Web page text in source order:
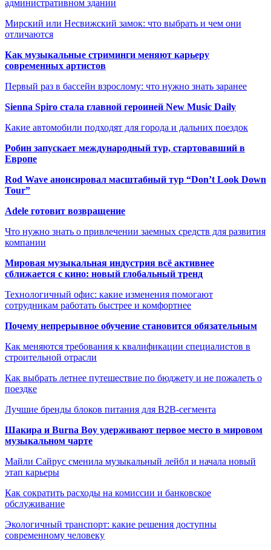
административном здании
Мирский или Несвижский замок: что выбрать и чем они
отличаются
Как музыкальные стриминги меняют карьеру
современных артистов
Первый раз в бассейн взрослому: что нужно знать заранее
Sienna Spiro стала главной героиней New Music Daily
Какие автомобили подходят для города и дальних поездок
Робин запускает международный тур, стартовавший в
Европе
Rod Wave анонсировал масштабный тур “Don’t Look Down
Tour”
Adele готовит возвращение
Что нужно знать о привлечении заемных средств для развития
компании
Мировая музыкальная индустрия всё активнее
сближается с кино: новый глобальный тренд
Технологичный офис: какие изменения помогают
сотрудникам работать быстрее и комфортнее
Почему непрерывное обучение становится обязательным
Как меняются требования к квалификации специалистов в
строительной отрасли
Как выбрать летнее путешествие по бюджету и не пожалеть о
поездке
Лучшие бренды блоков питания для B2B-сегмента
Шакира и Burna Boy удерживают первое место в мировом
музыкальном чарте
Майли Сайрус сменила музыкальный лейбл и начала новый
этап карьеры
Как сократить расходы на комиссии и банковское
обслуживание
Экологичный транспорт: какие решения доступны
современному человеку